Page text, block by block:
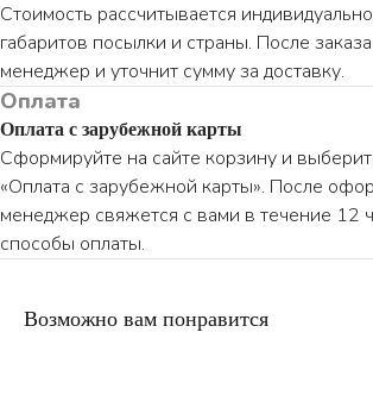
Стоимость рассчитывается
габаритов посылки и страны. После
менеджер и уточнит сумму за доставку.
Оплата
Оплата с зарубежной карты
Сформируйте на сайте корзину и
«Оплата с зарубежной карты». После
менеджер свяжется с вами в течение 12
способы оплаты.
Возможно вам понравится
ПО ВОПРОСАМ ЗАКАЗА ОБРАЩАЙТЕСЬ
ТОЛЬКО В ТЕЛЕГРАМ